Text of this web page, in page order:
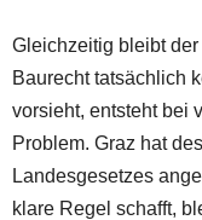
Gleichzeitig bleibt
Baurecht tatsächlich
vorsieht, entsteht bei
Problem. Graz hat
Landesgesetzes
klare Regel schafft,